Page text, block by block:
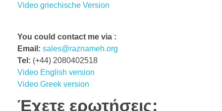
Video griechische Version
You could contact me via :
Email: sales@raznameh.org
Tel: (+44) 2080402518
Video English version
Video Greek version
Έχετε ερωτήσεις;